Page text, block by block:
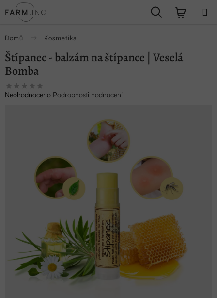
na
Hledat
Domů Kosmetika
Štípanec - balzám na štípance | Veselá
Bomba
Průměrné
hodnocení
Neohodnoceno Podrobnosti hodnocení